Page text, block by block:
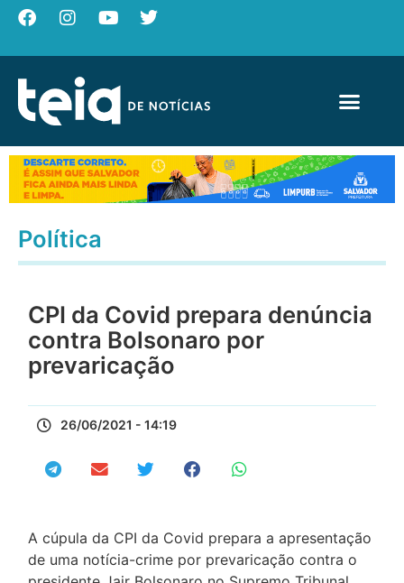
Política
CPI da Covid prepara denúncia
contra Bolsonaro por
prevaricação
26/06/2021 - 14:19
A cúpula da CPI da Covid prepara a apresentação
de uma notícia-crime por prevaricação contra o